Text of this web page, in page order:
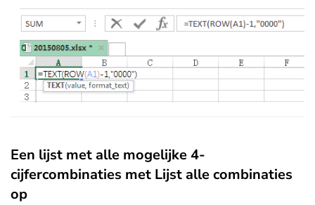
Een lijst met alle mogelijke 4-
cijfercombinaties met Lijst alle combinaties
op